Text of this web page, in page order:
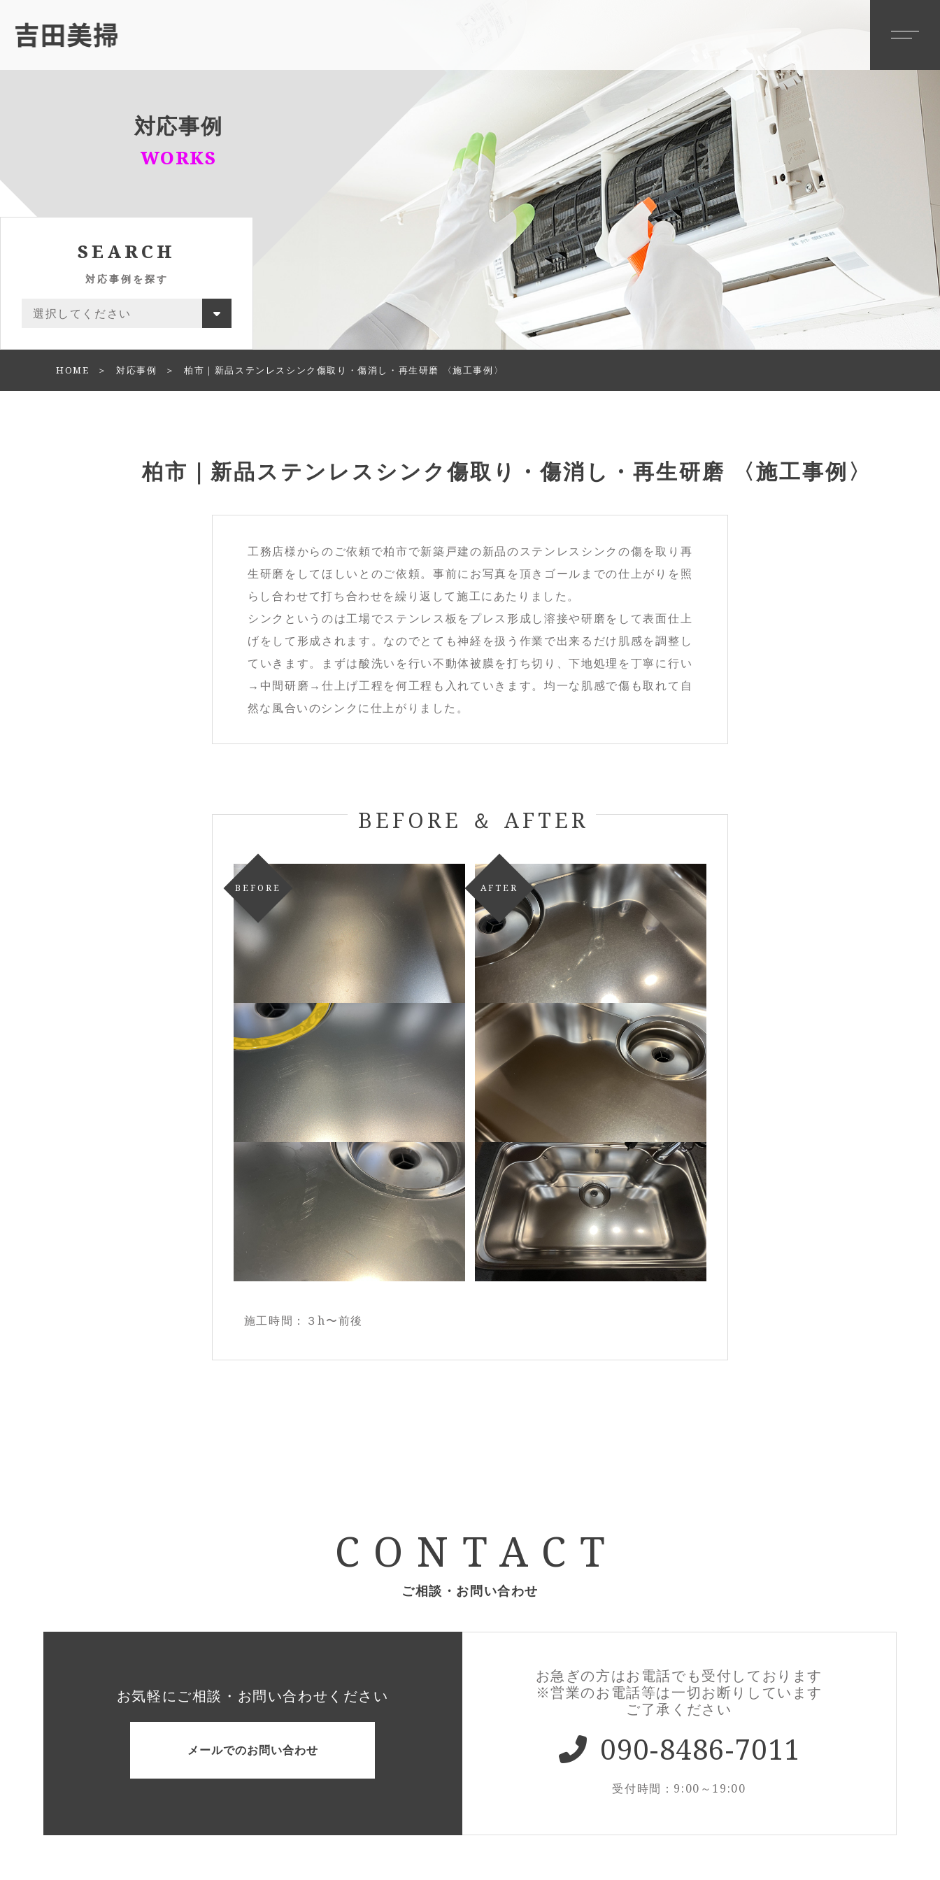
対応事例
WORKS
SEARCH
対応事例を探す
HOME 対応事例 柏市｜新品ステンレスシンク傷取り・傷消し・再生研磨 〈施工事例〉
柏市｜新品ステンレスシンク傷取り・傷消し・再生研磨 〈施工事例〉
工務店様からのご依頼で柏市で新築戸建の新品のステンレスシンクの傷を取り再
生研磨をしてほしいとのご依頼。事前にお写真を頂きゴールまでの仕上がりを照
らし合わせて打ち合わせを繰り返して施工にあたりました。
シンクというのは工場でステンレス板をプレス形成し溶接や研磨をして表面仕上
げをして形成されます。なのでとても神経を扱う作業で出来るだけ肌感を調整し
ていきます。まずは酸洗いを行い不動体被膜を打ち切り、下地処理を丁寧に行い
→中間研磨→仕上げ工程を何工程も入れていきます。均一な肌感で傷も取れて自
然な風合いのシンクに仕上がりました。
BEFORE ＆ AFTER
BEFORE AFTER
施工時間：３h〜前後
CONTACT
ご相談・お問い合わせ
お気軽にご相談・お問い合わせください
メールでのお問い合わせ
お急ぎの方はお電話でも受付しております
※営業のお電話等は一切お断りしています
ご了承ください
090-8486-7011
受付時間：9:00～19:00